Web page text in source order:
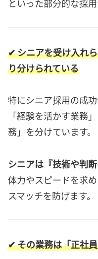
といった部分的な採
✔ シニアを受け入れ
り分けられている
特にシニア採用の成功
「経験を活かす業務
務」を分けています。
シニアは『技術や判
体力やスピードを求
スマッチを防げます。
✔ その業務は「正社